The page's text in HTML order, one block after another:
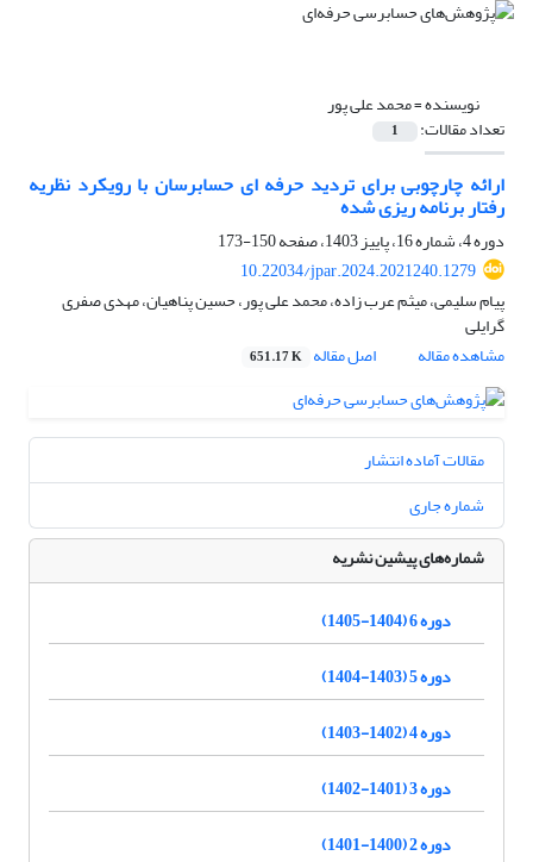
نویسنده =محمد علی پور
تعداد مقالات: 1
ارائه چارچوبی برای تردید حرفه ای حسابرسان با رویکرد نظریه
رفتار برنامه ریزی شده
دوره 4، شماره 16، پاییز 1403، صفحه
150-173
10.22034/jpar.2024.2021240.1279
پیام سلیمی، میثم عرب زاده، محمد علی پور، حسین پناهیان، مهدی صفری
گرایلی
مشاهده مقاله
اصل مقاله 651.17 K
مقالات آماده انتشار
شماره جاری
شماره‌های پیشین نشریه
دوره 6 (1404-1405)
دوره 5 (1403-1404)
دوره 4 (1402-1403)
دوره 3 (1401-1402)
دوره 2 (1400-1401)